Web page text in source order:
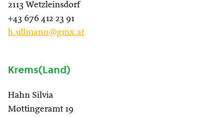
2113 Wetzleinsdorf
+43 676 412 23 91
h.ullmann@gmx.at
Krems(Land)
Hahn Silvia
Mottingeramt 19